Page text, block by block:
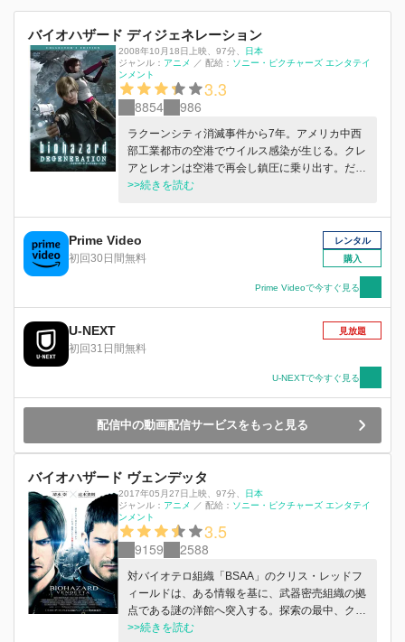
バイオハザード ディジェネレーション
2008年10月18日上映、 97分、 日本
ジャンル： アニメ ／ 配給： ソニー・ピクチャーズ エンタテイ
ンメント
3.3
8854 986
ラクーンシティ消滅事件から7年。アメリカ中西
部工業都市の空港でウイルス感染が生じる。クレ
アとレオンは空港で再会し鎮圧に乗り出す。だ
が、ウイルスはテロリストの手元にあり、彼らは
とを要求してくる。
>>続きを読む
Prime Video
初回30日間無料
レンタル
購入
Prime Videoで今すぐ見る
U-NEXT
初回31日間無料
見放題
U-NEXTで今すぐ見る
配信中の動画配信サービスをもっと見る
バイオハザード ヴェンデッタ
2017年05月27日上映、 97分、 日本
ジャンル： アニメ ／ 配給： ソニー・ピクチャーズ エンタテイ
ンメント
3.5
9159 2588
対バイオテロ組織「BSAA」のクリス・レッドフ
ィールドは、ある情報を基に、武器密売組織の拠
点である謎の洋館へ突入する。探索の最中、クリ
スは国際指名手配犯であるグレン・アリアスと対
>>続きを読む